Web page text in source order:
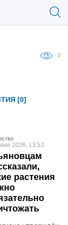
0
[0]
2026, 13:53
растения